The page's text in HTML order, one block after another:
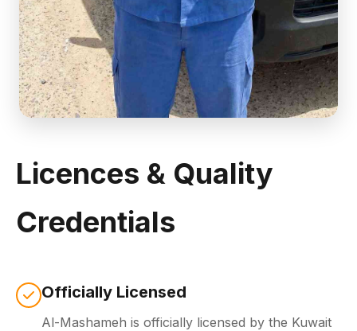
Licences & Quality
Credentials
Officially Licensed
Al-Mashameh is officially licensed by the Kuwait